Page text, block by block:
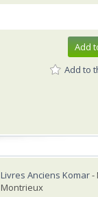
Add
Add to
Livres Anciens Komar-
Montrieux